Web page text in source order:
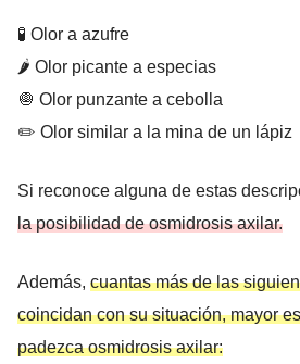
🧪 Olor a azufre
🌶️ Olor picante a especias
🧅 Olor punzante a cebolla
✏️ Olor similar a la mina de un lápiz
Si reconoce alguna de estas
la posibilidad de osmidrosis axilar.
Además, cuantas más de las
coincidan con su situación, mayor
padezca osmidrosis axilar: